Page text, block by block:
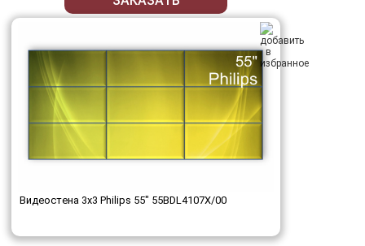
Видеостена 3x3 Philips 55" 55BDL4107X/00